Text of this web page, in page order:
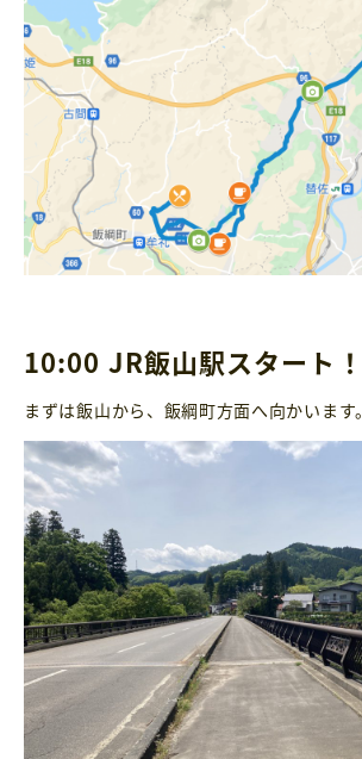
10:00 JR飯山駅スタート！
まずは飯山から、飯綱町方面へ向かいます。